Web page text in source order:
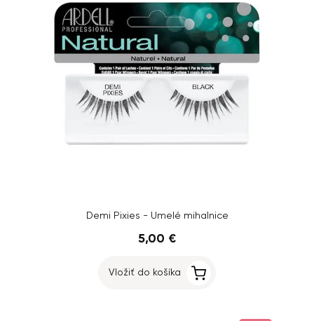
Demi Pixies - Umelé mihalnice
5,00 €
Vložiť do košíka